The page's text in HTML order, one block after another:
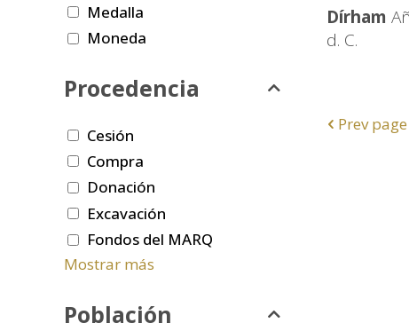
Dírham
d. C.
Prev page
Medalla
Moneda
Procedencia
Cesión
Compra
Donación
Excavación
Fondos del MARQ
Mostrar más
Población